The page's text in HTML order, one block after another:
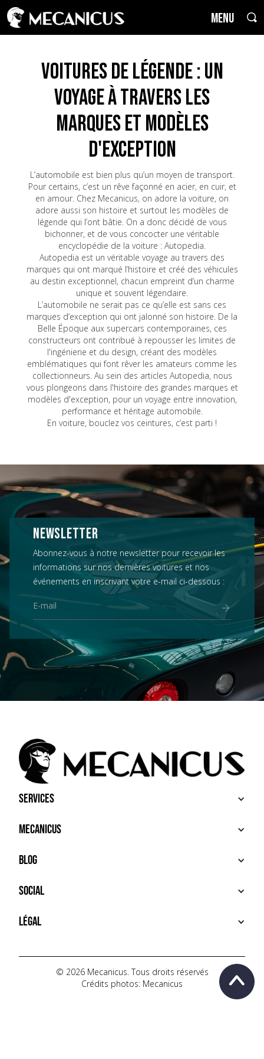
MENU
Voitures de Légende : un
voyage à travers les
marques et modèles
d'exception
L’automobile est bien plus qu’un moyen de transport.
Pour certains, c’est un rêve façonné en acier, en cuir, et
en amour. Chez Mecanicus, on adore la voiture, on
adore aussi son histoire et surtout les modèles de
légende qui l’ont bâtie. On a donc décidé de vous
bichonner, et de vous concocter une véritable
encyclopédie de la voiture : Autopedia.
Autopedia est un véritable voyage au travers des
marques qui ont marqué l’histoire et créé des véhicules
au destin exceptionnel, chacun empreint d’un charme
unique et souvent légendaire.
L’automobile ne serait pas ce qu’elle est sans ces
marques d’exception qui ont jalonné son histoire. De la
Belle Époque aux supercars contemporaines, ces
constructeurs ont contribué à repousser les limites de
l'ingénierie et du design, créant des modèles
emblématiques qui font rêver les amateurs comme les
collectionneurs. Au sein des articles Autopedia, nous
vous plongeons dans l'histoire des grandes marques et
modèles d'exception, pour un voyage entre innovation,
performance et héritage automobile.
En voiture, bouclez vos ceintures, c’est parti !
NEWSLETTER
Abonnez-vous à notre newsletter pour recevoir les
informations sur nos dernières voitures et nos
événements en inscrivant votre e-mail ci-dessous :
Services
ACHETER
VENDRE
SERVICES PREMIUM
Mecanicus
À PROPOS
HOUSE MECANICUS
CONTACT
Blog
NEWS
VIDÉOS
AUTOPÉDIA
Social
INSTAGRAM
TIKTOK
YOUTUBE
Légal
POLITIQUE DE CONFIDENTIALITÉ
© 2026 Mecanicus. Tous droits réservés
Crédits photos: Mecanicus